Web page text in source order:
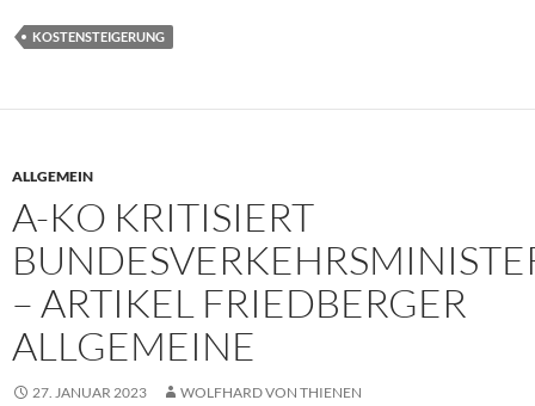
KOSTENSTEIGERUNG
ALLGEMEIN
A-KO KRITISIERT
– ARTIKEL FRIEDBERGER
ALLGEMEINE
27. JANUAR 2023 WOLFHARD VON THIENEN